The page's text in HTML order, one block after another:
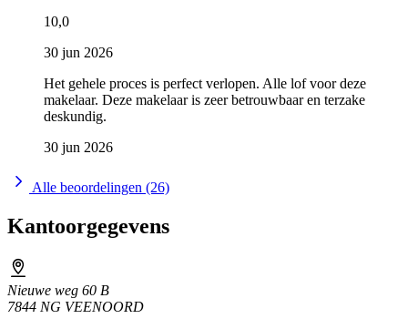
10,0
30 jun 2026
Het gehele proces is perfect verlopen. Alle lof voor deze
makelaar. Deze makelaar is zeer betrouwbaar en terzake
deskundig.
30 jun 2026
Alle beoordelingen (26)
Kantoorgegevens
Nieuwe weg 60 B
7844 NG VEENOORD